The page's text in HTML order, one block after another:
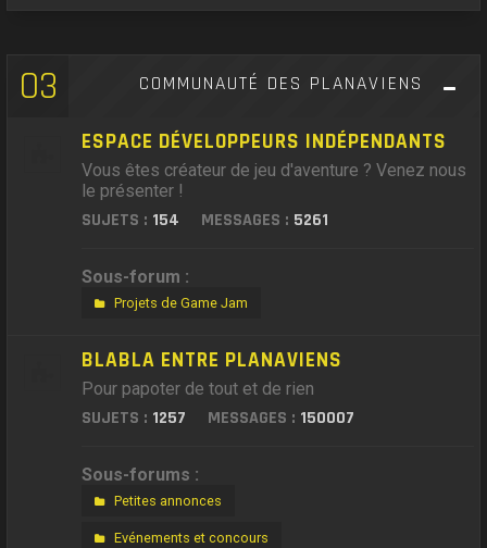
03 COMMUNAUTÉ DES PLANAVIENS
ESPACE DÉVELOPPEURS INDÉPENDANTS
Vous êtes créateur de jeu d'aventure ? Venez nous
le présenter !
SUJETS : 154 MESSAGES : 5261
Sous-forum :
Projets de Game Jam
BLABLA ENTRE PLANAVIENS
Pour papoter de tout et de rien
SUJETS : 1257 MESSAGES : 150007
Sous-forums :
Petites annonces
Evénements et concours